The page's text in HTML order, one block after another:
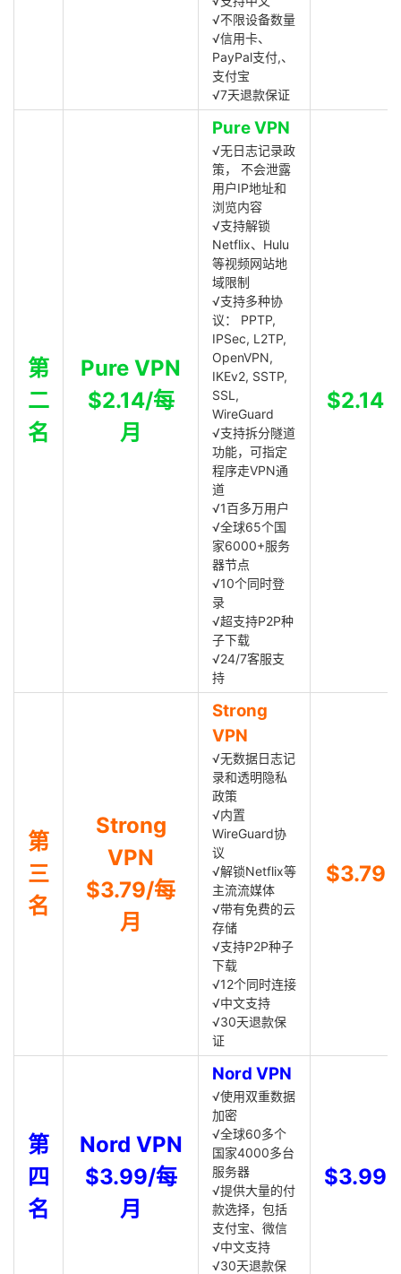
√不限设备数量
√信用卡、
PayPal支付,、
支付宝
√7天退款保证
第
二
名
Pure VPN
$2.14/每
月
Pure VPN
√无日志记录政
策， 不会泄露
用户IP地址和
浏览内容
√支持解锁
Netflix、Hulu
等视频网站地
域限制
√支持多种协
议： PPTP,
IPSec, L2TP,
OpenVPN,
IKEv2, SSTP,
SSL,
WireGuard
√支持拆分隧道
功能，可指定
程序走VPN通
道
√1百多万用户
√全球65个国
家6000+服务
器节点
√10个同时登
录
√超支持P2P种
子下载
√24/7客服支
持
$2.14
第
三
名
Strong
VPN
$3.79/每
月
Strong
VPN
√无数据日志记
录和透明隐私
政策
√内置
WireGuard协
议
√解锁Netflix等
主流流媒体
√带有免费的云
存储
√支持P2P种子
下载
√12个同时连接
√中文支持
√30天退款保
证
$3.79
第
四
名
Nord VPN
$3.99/每
月
Nord VPN
√使用双重数据
加密
√全球60多个
国家4000多台
服务器
√提供大量的付
款选择，包括
支付宝、微信
√中文支持
√30天退款保
$3.99